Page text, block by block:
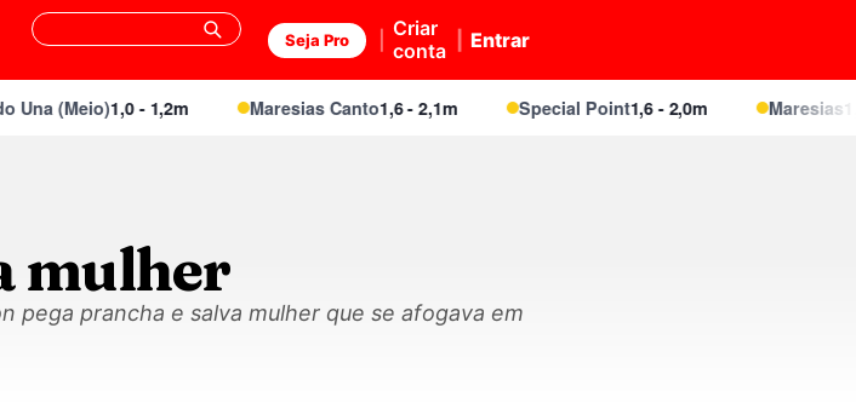
Seja Pro
Criar
conta
Entrar
(Meio)1,0 - 1,2m Maresias Canto1,6 - 2,1m Special Point1,6 - 2,0m Maresias1,6 -
mulher
pega prancha e salva mulher que se afogava em